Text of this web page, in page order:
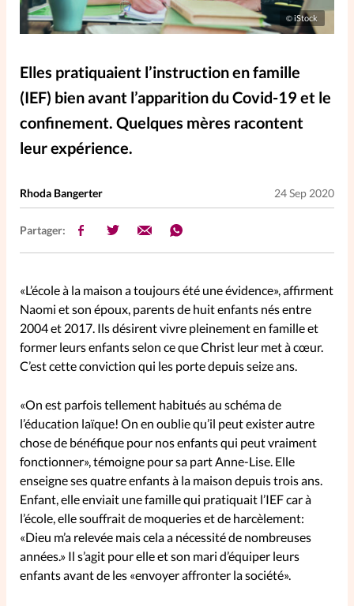
Elles nous inspirent
Entre4yeux
L'anecdote
La Bible au féminin
Lifestyle
PersonnElles
RelationnElles
Shopping Spi
Si(x) simple de...
SpirituElles
Vive la famille
SpirituElles devient Relations
Aujourd’hui!
Faire un don
©iStock
Elles pratiquaient l’instruction en famille
(IEF) bien avant l’apparition du Covid-19 et le
confinement. Quelques mères racontent
leur expérience.
Rhoda Bangerter 24 Sep 2020
Partager:
«L’école à la maison a toujours été une évidence», affirment
Naomi et son époux, parents de huit enfants nés entre
2004 et 2017. Ils désirent vivre pleinement en famille et
former leurs enfants selon ce que Christ leur met à cœur.
C’est cette conviction qui les porte depuis seize ans.
«On est parfois tellement habitués au schéma de
l’éducation laïque! On en oublie qu’il peut exister autre
chose de bénéfique pour nos enfants qui peut vraiment
fonctionner», témoigne pour sa part Anne-Lise. Elle
enseigne ses quatre enfants à la maison depuis trois ans.
Enfant, elle enviait une famille qui pratiquait l’IEF car à
l’école, elle souffrait de moqueries et de harcèlement:
«Dieu m’a relevée mais cela a nécessité de nombreuses
années.» Il s’agit pour elle et son mari d’équiper leurs
enfants avant de les «envoyer affronter la société».